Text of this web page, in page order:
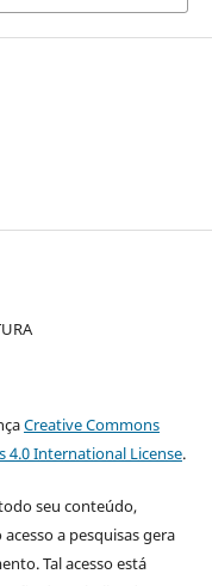
Creative Commons
International License.
seu conteúdo,
a pesquisas gera
Tal acesso está